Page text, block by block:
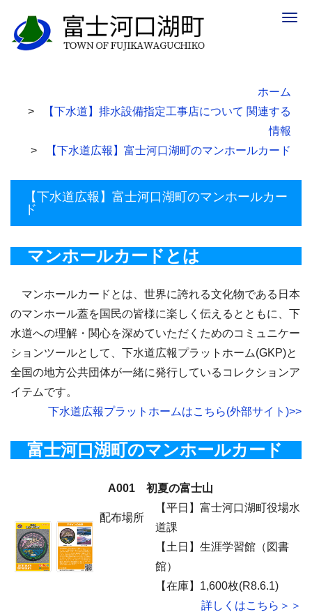
ホーム
【下水道】排水設備指定工事店について 関連する
情報
【下水道広報】富士河口湖町のマンホールカード
【下水道広報】富士河口湖町のマンホールカー
ド
マンホールカードとは
マンホールカードとは、世界に誇れる文化物である日本
のマンホール蓋を国民の皆様に楽しく伝えるとともに、下
水道への理解・関心を深めていただくためのコミュニケー
ションツールとして、下水道広報プラットホーム(GKP)と
全国の地方公共団体が一緒に発行しているコレクションア
イテムです。
下水道広報プラットホームはこちら(外部サイト)>>
富士河口湖町のマンホールカード
A001 初夏の富士山
配布場所
【平日】富士河口湖町役場水
道課
【土日】生涯学習館（図書
館）
【在庫】1,600枚(R8.6.1)
詳しくはこちら＞＞